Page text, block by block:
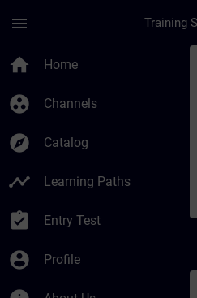
menu
home Home
group_work Channels
explore Catalog
timeline Learning Paths
assignment_turned_in Entry Test
account_circle Profile